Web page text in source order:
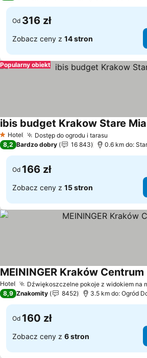
Od 316 zł
Zobacz ceny z 14 stron
Popularny obiekt
1 Kategoria
Hotel Dostęp do ogrodu i tarasu
ibis budget Krakow Stare
8,2 Bardzo dobry 16 843 0.6 km do:
Od 166 zł
Zobacz ceny z 15 stron
Hotel Dźwiękoszczelne pokoje z widokiem na
MEININGER Kraków Centrum
8,9 Znakomity 8452
Od 160 zł
Zobacz ceny z 6 stron